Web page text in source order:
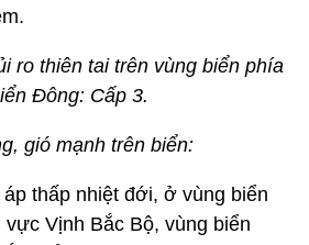
ro thiên tai trên vùng biển phía
Đông: Cấp 3.
gió mạnh trên biển:
thấp nhiệt đới, ở vùng biển
Vịnh Bắc Bộ, vùng biển